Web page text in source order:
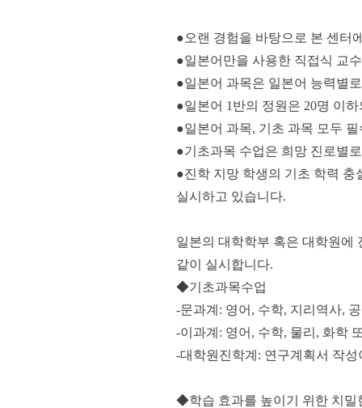
●오랜 경험을 바탕으로 본 센터
●일본어만을 사용한 직접식 교
●일본어 과목은 일본어 능력별
●일본어 1반의 정원은 20명 이
●일본어 과목, 기초 과목 모두 필
●기초과목 수업은 희망 진로별
●진학 지망 학생의 기초 학력 충
실시하고 있습니다.
일본의 대학학부 혹은 대학원에
같이 실시합니다.
◆기초과목수업
-문과계: 영어, 수학, 지리역사,
-이과계: 영어, 수학, 물리, 화학
-대학원진학계: 연구계획서 작
◆학습 효과를 높이기 위한 치밀